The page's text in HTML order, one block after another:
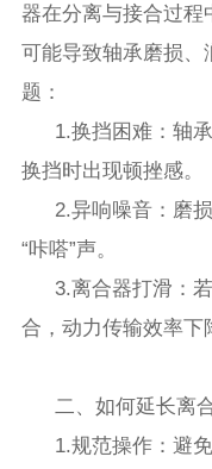
器在分离与接合过程
可能导致轴承磨损、
题：
1.换挡困难：轴
换挡时出现顿挫感。
2.异响噪音：磨
“咔嗒”声。
3.离合器打滑：
合，动力传输效率下
二、如何延长离
1.规范操作：避